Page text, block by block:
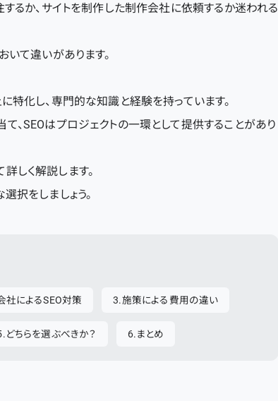
るか、サイトを制作した制作会社に依頼するか迷われる
て違いがあります。
特化し、専門的な知識と経験を持っています。
、SEOはプロジェクトの一環として提供することがあり
しく解説します。
択をしましょう。
社によるSEO対策 施策による費用の違い
どちらを選ぶべきか？ まとめ